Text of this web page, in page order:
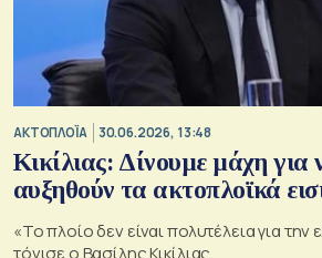
ΑΚΤΟΠΛΟΪΑ 30.06.2026, 13:48
Κικίλιας: Δίνουμε μάχη για
αυξηθούν τα ακτοπλοϊκά
«Το πλοίο δεν είναι πολυτέλεια για την
τόνισε ο Βασίλης Κικίλιας